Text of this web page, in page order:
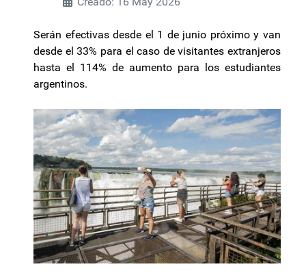
Serán efectivas desde el 1 de junio próximo y van
desde el 33% para el caso de visitantes extranjeros
hasta el 114% de aumento para los estudiantes
argentinos.